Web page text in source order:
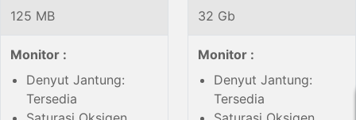
125 MB
32 Gb
Monitor :
Denyut Jantung:
Tersedia
Monitor :
Denyut Jantung:
Tersedia